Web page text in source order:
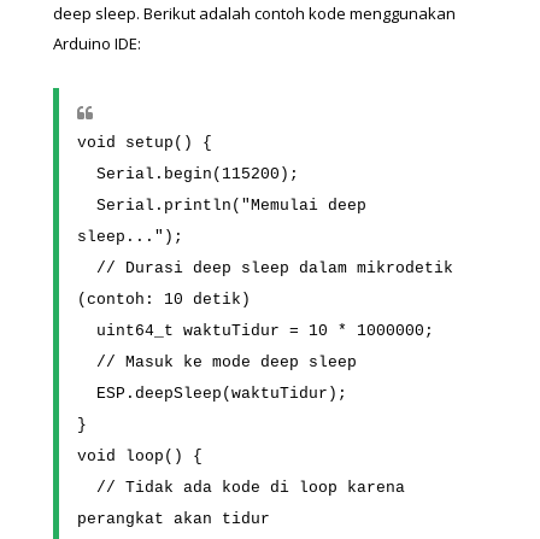
deep sleep. Berikut adalah contoh kode menggunakan
Arduino IDE:
void setup() {
Serial.begin(115200);
Serial.println("Memulai deep
sleep...");
// Durasi deep sleep dalam mikrodetik
(contoh: 10 detik)
uint64_t waktuTidur = 10 * 1000000;
// Masuk ke mode deep sleep
ESP.deepSleep(waktuTidur);
}
void loop() {
// Tidak ada kode di loop karena
perangkat akan tidur